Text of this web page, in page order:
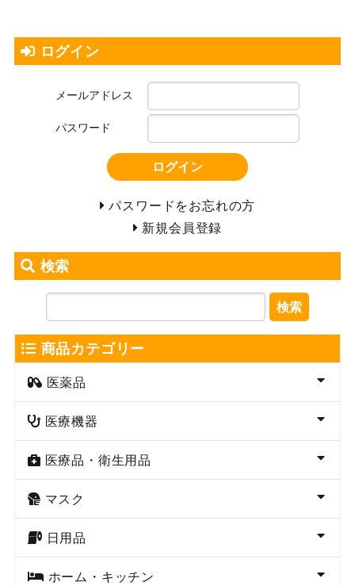
ログイン
メールアドレス
パスワード
ログイン
パスワードをお忘れの方
新規会員登録
検索
検索
商品カテゴリー
医薬品
医療機器
医療品・衛生用品
マスク
日用品
ホーム・キッチン